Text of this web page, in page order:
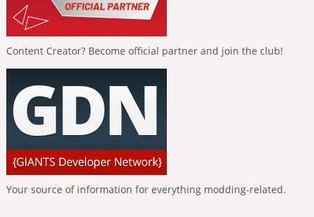
Content Creator? Become official partner and join the club!
Your source of information for everything modding-related.